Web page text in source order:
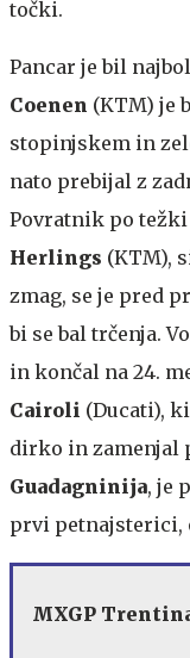
točki.
Pancar je bil
Coenen (KTM) je
stopinjskem in
nato prebijal z
Povratnik po
Herlings (KTM),
zmag, se je pred
bi se bal trčenja.
in končal na 24.
Cairoli (Ducati),
dirko in zamenjal
Guadagninija, je
prvi petnajsterici,
MXGP